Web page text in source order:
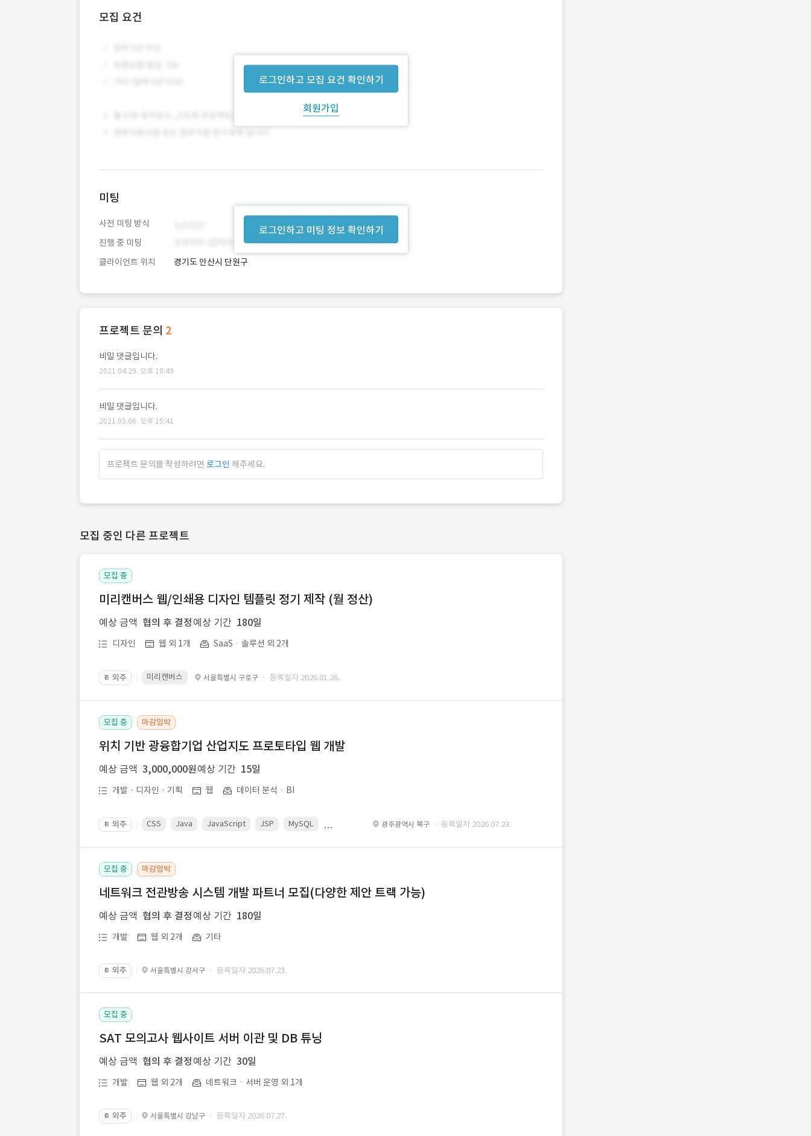
모집 요건
로그인하고 모집 요건 확인하기
회원가입
로그인하고 미팅 정보 확인하기
미팅
사전 미팅 방식
진행 중 미팅
클라이언트 위치
경기도 안산시 단원구
프로젝트 문의 2
비밀 댓글입니다.
2021.04.29. 오후 18:49
비밀 댓글입니다.
2021.05.06. 오후 15:41
프로젝트 문의를 작성하려면 로그인 해주세요.
모집 중인 다른 프로젝트
모집 중
미리캔버스 웹/인쇄용 디자인 템플릿 정기 제작 (월 정산)
예상 금액 협의 후 결정 예상 기간 180일
디자인 웹 외 1개 SaaSㆍ솔루션 외 2개
📔 외주 미리캔버스 서울특별시 구로구 · 등록일자 2026.01.26.
모집 중 마감임박
위치 기반 광융합기업 산업지도 프로토타입 웹 개발
예상 금액 3,000,000원 예상 기간 15일
개발 · 디자인 · 기획 웹 데이터 분석ㆍBI
📔 외주 CSS Java JavaScript JSP MySQL Spring광주광역시 북구 · 등록일자 2026.07.23.
모집 중 마감임박
네트워크 전관방송 시스템 개발 파트너 모집(다양한 제안 트랙 가능)
예상 금액 협의 후 결정 예상 기간 180일
개발 웹 외 2개 기타
📔 외주 서울특별시 강서구 · 등록일자 2026.07.23.
모집 중
SAT 모의고사 웹사이트 서버 이관 및 DB 튜닝
예상 금액 협의 후 결정 예상 기간 30일
개발 웹 외 2개 네트워크ㆍ서버 운영 외 1개
📔 외주 서울특별시 강남구 · 등록일자 2026.07.27.